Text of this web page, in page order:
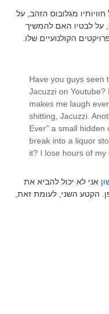
מגלובוס הזהב, על
על לבטיו האם להמשיך
הקולנועיים שלו.
Have you guys seen
Jacuzzi on
makes me laugh
shitting, Jacuzzi.
Ever" a small hidden
break into a liquor
it? I lose hours of my
אני לא יכול להביא את
הקטע השני, לעומת זאת,